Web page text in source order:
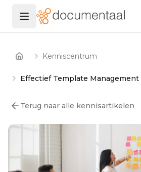
Menu openen
Home Kenniscentrum
Effectief Template
Terug naar alle kennisartikelen